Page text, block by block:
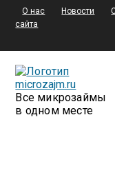
О нас Новости
сайта
Все микрозаймы
в одном месте